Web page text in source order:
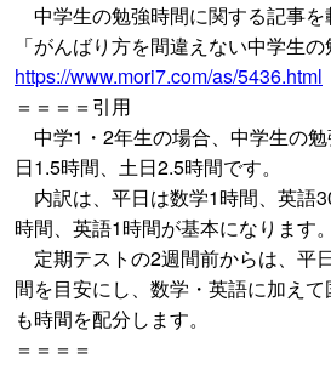
中学生の勉強時間に関する記事を
「がんばり方を間違えない中学生の
https://www.mori7.com/as/5436.html
＝＝＝＝引用
中学1・2年生の場合、中学生の
日1.5時間、土日2.5時間です。
内訳は、平日は数学1時間、英語
時間、英語1時間が基本になります。
定期テストの2週間前からは、平
間を目安にし、数学・英語に加え
も時間を配分します。
＝＝＝＝